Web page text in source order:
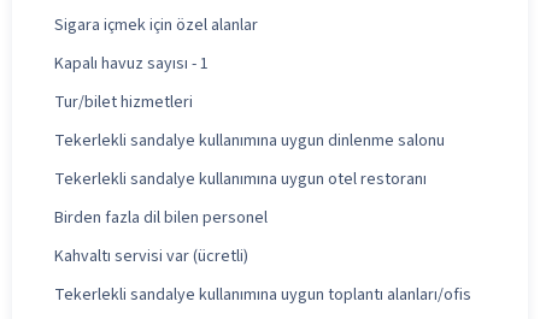
Sigara içmek için özel alanlar
Kapalı havuz sayısı - 1
Tur/bilet hizmetleri
Tekerlekli sandalye kullanımına uygun dinlenme salonu
Tekerlekli sandalye kullanımına uygun otel restoranı
Birden fazla dil bilen personel
Kahvaltı servisi var (ücretli)
Tekerlekli sandalye kullanımına uygun toplantı alanları/ofis